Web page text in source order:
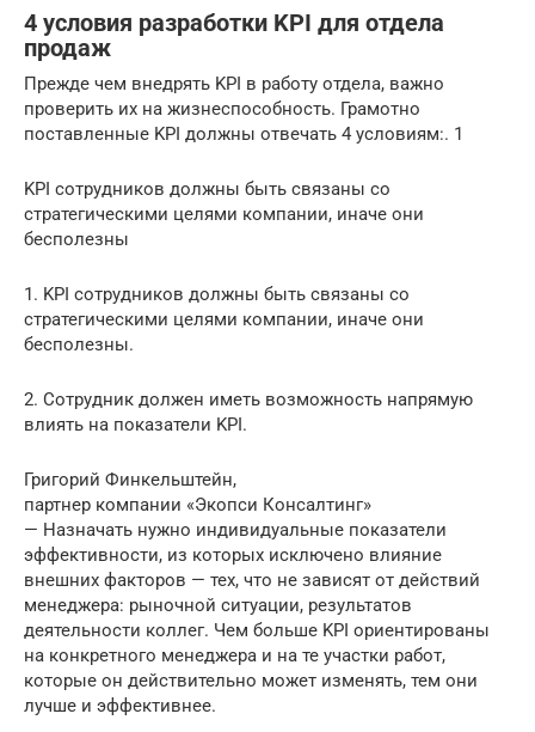
4 условия разработки KPI для отдела
продаж
Прежде чем внедрять KPI в работу отдела, важно
проверить их на жизнеспособность. Грамотно
поставленные KPI должны отвечать 4 условиям:. 1
KPI сотрудников должны быть связаны со
стратегическими целями компании, иначе они
бесполезны
1. KPI сотрудников должны быть связаны со
стратегическими целями компании, иначе они
бесполезны.
2. Сотрудник должен иметь возможность напрямую
влиять на показатели KPI.
Григорий Финкельштейн,
партнер компании «Экопси Консалтинг»
— Назначать нужно индивидуальные показатели
эффективности, из которых исключено влияние
внешних факторов — тех, что не зависят от действий
менеджера: рыночной ситуации, результатов
деятельности коллег. Чем больше KPI ориентированы
на конкретного менеджера и на те участки работ,
которые он действительно может изменять, тем они
лучше и эффективнее.